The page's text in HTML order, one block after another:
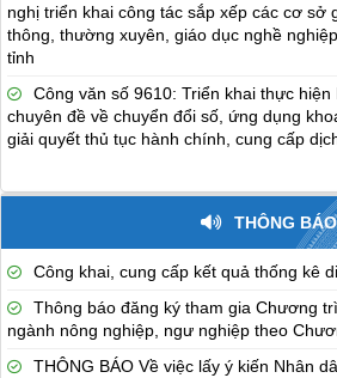
nghị triển khai công tác sắp xếp các cơ sở
thông, thường xuyên, giáo dục nghề
tỉnh
Công văn số 9610: Triển khai thực hiện
chuyên đề về chuyển đổi số, ứng dụng
giải quyết thủ tục hành chính, cung cấp
THÔNG BÁO
Công khai, cung cấp kết quả thống kê
Thông báo đăng ký tham gia Chương
ngành nông nghiệp, ngư nghiệp theo
THÔNG BÁO Về việc lấy ý kiến Nhân